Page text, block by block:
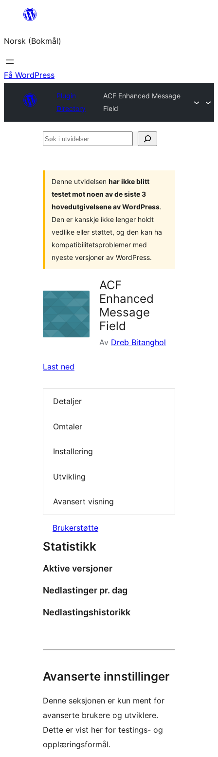
Hopp
innhold
Norsk (Bokmål)
Få WordPress
Plugin
Directory
ACF Enhanced Message
Field
Søk
Denne utvidelsen har ikke blitt
testet mot noen av de siste 3
hovedutgivelsene av WordPress.
Den er kanskje ikke lenger holdt
vedlike eller støttet, og den kan ha
kompatibilitetsproblemer med
nyeste versjoner av WordPress.
ACF
Enhanced
Message
Field
Av Dreb Bitanghol
Last ned
Detaljer
Omtaler
Installering
Utvikling
Avansert visning
Brukerstøtte
Statistikk
Aktive versjoner
Nedlastinger pr. dag
Nedlastingshistorikk
Avanserte innstillinger
Denne seksjonen er kun ment for
avanserte brukere og utviklere.
Dette er vist her for testings- og
opplæringsformål.